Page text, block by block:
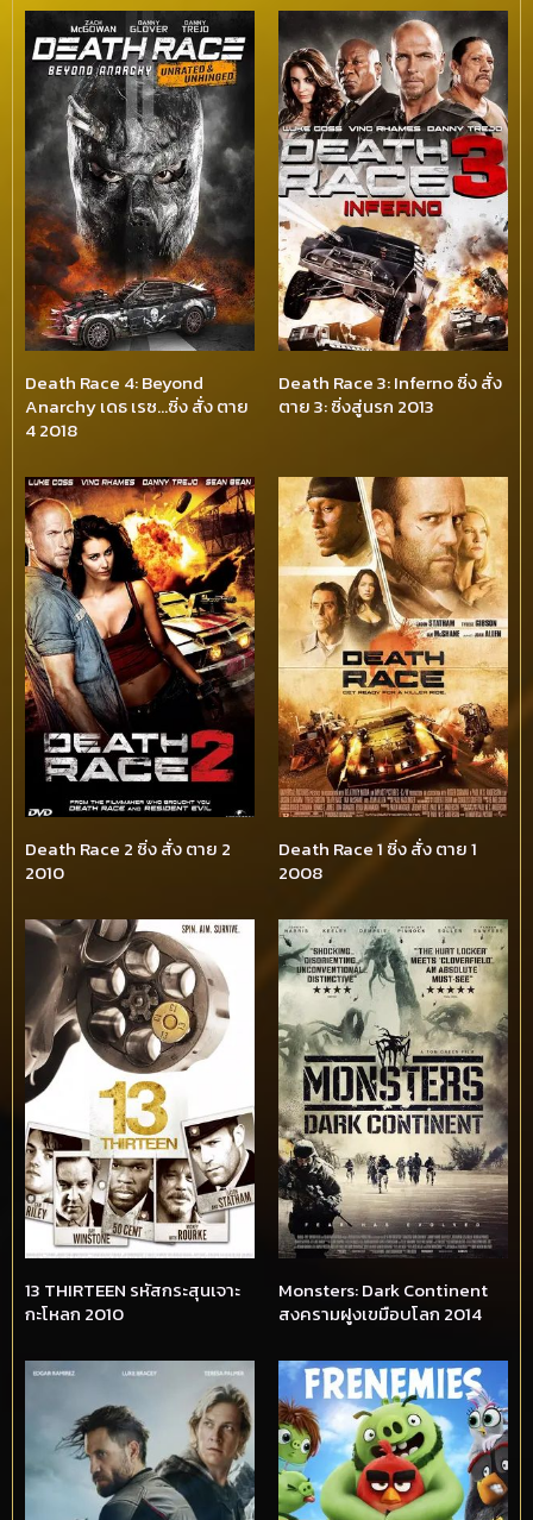
Death Race 4: Beyond
Anarchy เดธ เรซ…ซิ่ง สั่ง ตาย
4 2018
Death Race 3: Inferno ซิ่ง สั่ง
ตาย 3: ซิ่งสู่นรก 2013
Death Race 2 ซิ่ง สั่ง ตาย 2
2010
Death Race 1 ซิ่ง สั่ง ตาย 1
2008
13 THIRTEEN รหัสกระสุนเจาะ
กะโหลก 2010
Monsters: Dark Continent
สงครามฝูงเขมือบโลก 2014